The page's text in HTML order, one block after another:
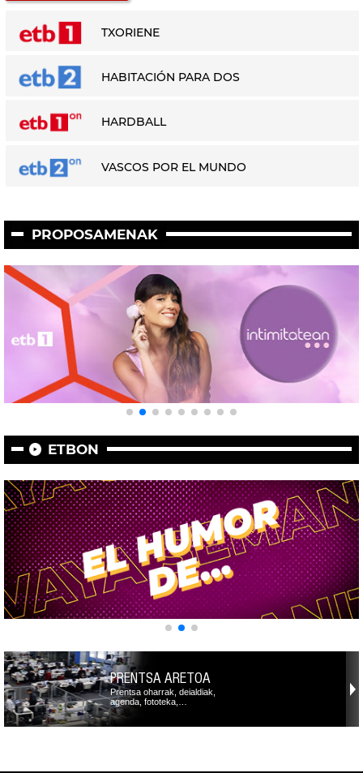
TXORIENE
HABITACIÓN PARA DOS
HARDBALL
VASCOS POR EL MUNDO
PROPOSAMENAK
ETBON
PRENTSA ARETOA
Prentsa oharrak, deialdiak,
agenda, fototeka,…